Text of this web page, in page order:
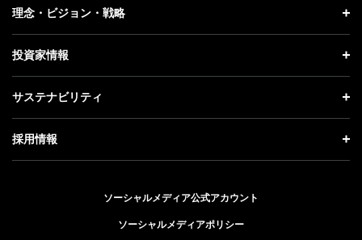
更新情報
記者説明会
企業情報 トップ
社長メッセージ
事業紹介
ガバナンス
理念・ビジョン・戦略
理念・ビジョン・戦略 トップ
成長戦略「Activate AI for Society」
人材戦略
投資家情報
投資家情報 トップ
経営方針
個人投資家の皆さまへ
サステナビリティ
サステナビリティ トップ
トップメッセージ
ESG方針・体制
採用情報
ソーシャルメディア公式アカウント
ソーシャルメディアポリシー